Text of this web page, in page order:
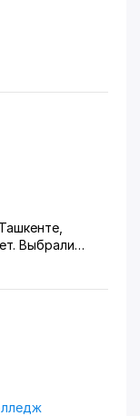
Выбрали
пока
из
там
оно
да и удобное